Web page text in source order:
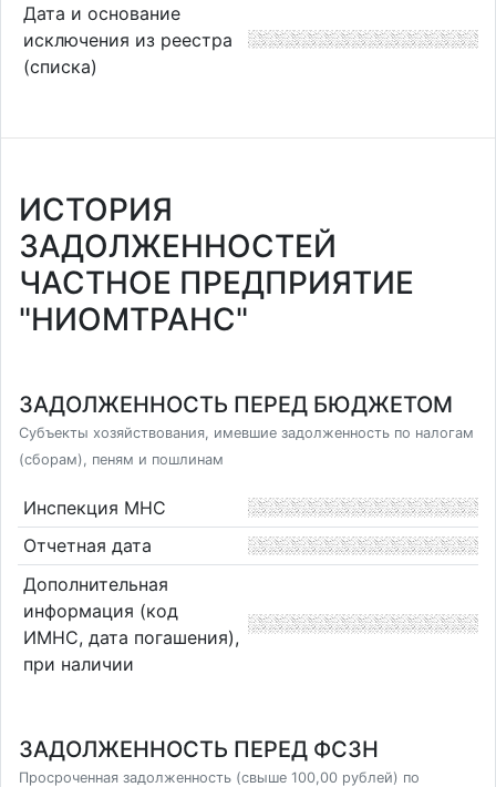
Дата и основание
исключения из реестра
(списка)
ИСТОРИЯ
ЗАДОЛЖЕННОСТЕЙ
ЧАСТНОЕ ПРЕДПРИЯТИЕ
"НИОМТРАНС"
ЗАДОЛЖЕННОСТЬ ПЕРЕД БЮДЖЕТОМ
Субъекты хозяйствования, имевшие задолженность по налогам
(сборам), пеням и пошлинам
Инспекция МНС
Отчетная дата
Дополнительная
информация (код
ИМНС, дата погашения),
при наличии
ЗАДОЛЖЕННОСТЬ ПЕРЕД ФСЗН
Просроченная задолженность (свыше 100,00 рублей) по